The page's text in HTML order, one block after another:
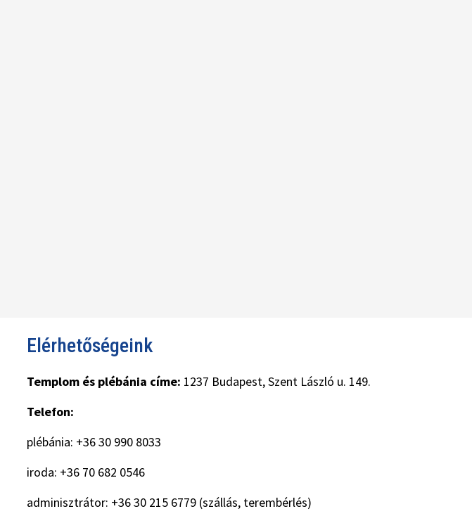
Elérhetőségeink
Templom és plébánia címe: 1237 Budapest, Szent László u. 149.
Telefon:
plébánia: +36 30 990 8033
iroda: +36 70 682 0546
adminisztrátor: +36 30 215 6779 (szállás, terembérlés)